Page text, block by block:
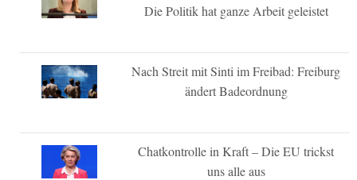
Die Politik hat ganze Arbeit geleistet
Nach Streit mit Sinti im Freibad: Freiburg
ändert Badeordnung
Chatkontrolle in Kraft – Die EU trickst
uns alle aus